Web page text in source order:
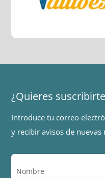
¿Quieres
Introduce tu correo
y recibir avisos de nuevas
Nombre